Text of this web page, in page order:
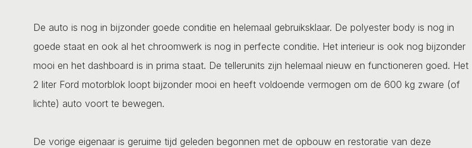
De auto is nog in bijzonder goede conditie en helemaal gebruiksklaar. De polyester body is nog in
goede staat en ook al het chroomwerk is nog in perfecte conditie. Het interieur is ook nog bijzonder
mooi en het dashboard is in prima staat. De tellerunits zijn helemaal nieuw en functioneren goed. Het
2 liter Ford motorblok loopt bijzonder mooi en heeft voldoende vermogen om de 600 kg zware (of
lichte) auto voort te bewegen.
De vorige eigenaar is geruime tijd geleden begonnen met de opbouw en restoratie van deze